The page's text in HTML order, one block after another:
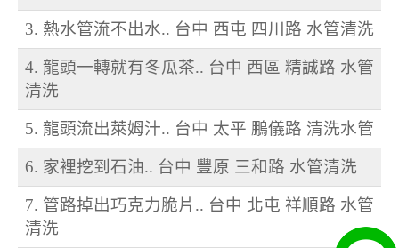
3. 熱水管流不出水.. 台中 西屯 四川路 水管清洗
4. 龍頭一轉就有冬瓜茶.. 台中 西區 精誠路 水管
清洗
5. 龍頭流出萊姆汁.. 台中 太平 鵬儀路 清洗水管
6. 家裡挖到石油.. 台中 豐原 三和路 水管清洗
7. 管路掉出巧克力脆片.. 台中 北屯 祥順路 水管
清洗